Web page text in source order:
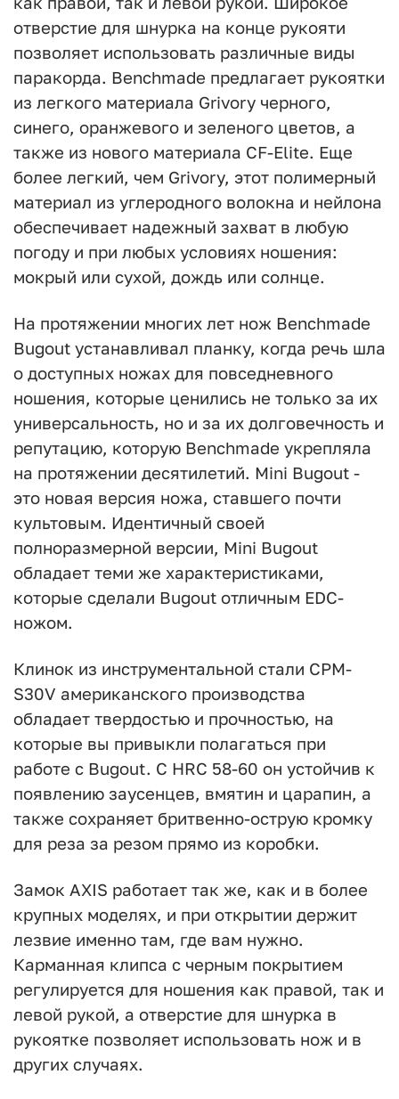
отверстие для шнурка на конце рукояти
позволяет использовать различные виды
паракорда. Benchmade предлагает рукоятки
из легкого материала Grivory черного,
синего, оранжевого и зеленого цветов, а
также из нового материала CF-Elite. Еще
более легкий, чем Grivory, этот полимерный
материал из углеродного волокна и нейлона
обеспечивает надежный захват в любую
погоду и при любых условиях ношения:
мокрый или сухой, дождь или солнце.
На протяжении многих лет нож Benchmade
Bugout устанавливал планку, когда речь шла
о доступных ножах для повседневного
ношения, которые ценились не только за их
универсальность, но и за их долговечность и
репутацию, которую Benchmade укрепляла
на протяжении десятилетий. Mini Bugout -
это новая версия ножа, ставшего почти
культовым. Идентичный своей
полноразмерной версии, Mini Bugout
обладает теми же характеристиками,
которые сделали Bugout отличным EDC-
ножом.
Клинок из инструментальной стали CPM-
S30V американского производства
обладает твердостью и прочностью, на
которые вы привыкли полагаться при
работе с Bugout. С HRC 58-60 он устойчив к
появлению заусенцев, вмятин и царапин, а
также сохраняет бритвенно-острую кромку
для реза за резом прямо из коробки.
Замок AXIS работает так же, как и в более
крупных моделях, и при открытии держит
лезвие именно там, где вам нужно.
Карманная клипса с черным покрытием
регулируется для ношения как правой, так и
левой рукой, а отверстие для шнурка в
рукоятке позволяет использовать нож и в
других случаях.